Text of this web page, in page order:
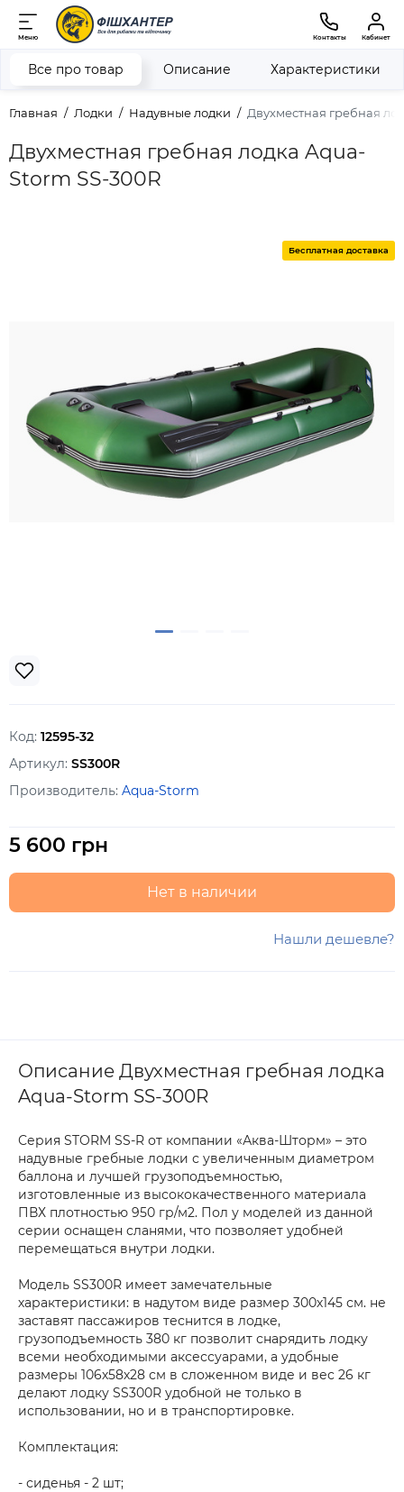
Меню Контакты Кабинет
Главная Лодки Надувные лодки Двухместная гребная
Двухместная гребная лодка Aqua-
Storm SS-300R
Все про товар Описание Характеристики
Бесплатная доставка
Код: 12595-32
Артикул: SS300R
Производитель: Aqua-Storm
5 600 грн
Нет в наличии
Нашли дешевле?
Описание Двухместная гребная лодка
Aqua-Storm SS-300R
Серия STORM SS-R от компании «Аква-Шторм» – это
надувные гребные лодки с увеличенным диаметром
баллона и лучшей грузоподъемностью,
изготовленные из высококачественного материала
ПВХ плотностью 950 гр/м2. Пол у моделей из данной
серии оснащен сланями, что позволяет удобней
перемещаться внутри лодки.
Модель SS300R имеет замечательные
характеристики: в надутом виде размер 300х145 см. не
заставят пассажиров теснится в лодке,
грузоподъемность 380 кг позволит снарядить лодку
всеми необходимыми аксессуарами, а удобные
размеры 106х58х28 см в сложенном виде и вес 26 кг
делают лодку SS300R удобной не только в
использовании, но и в транспортировке.
Комплектация:
- сиденья - 2 шт;